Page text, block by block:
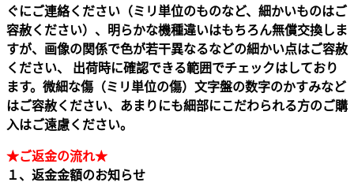
ぐにご連絡ください（ミリ単位のものなど、細かいものはご
容赦ください）、明らかな機種違いはもちろん無償交換しま
すが、画像の関係で色が若干異なるなどの細かい点はご容赦
ください、 出荷時に確認できる範囲でチェックはしており
ます。微細な傷（ミリ単位の傷）文字盤の数字のかすみなど
はご容赦ください、あまりにも細部にこだわられる方のご購
入はご遠慮ください。
★ご返金の流れ★
１、返金金額のお知らせ